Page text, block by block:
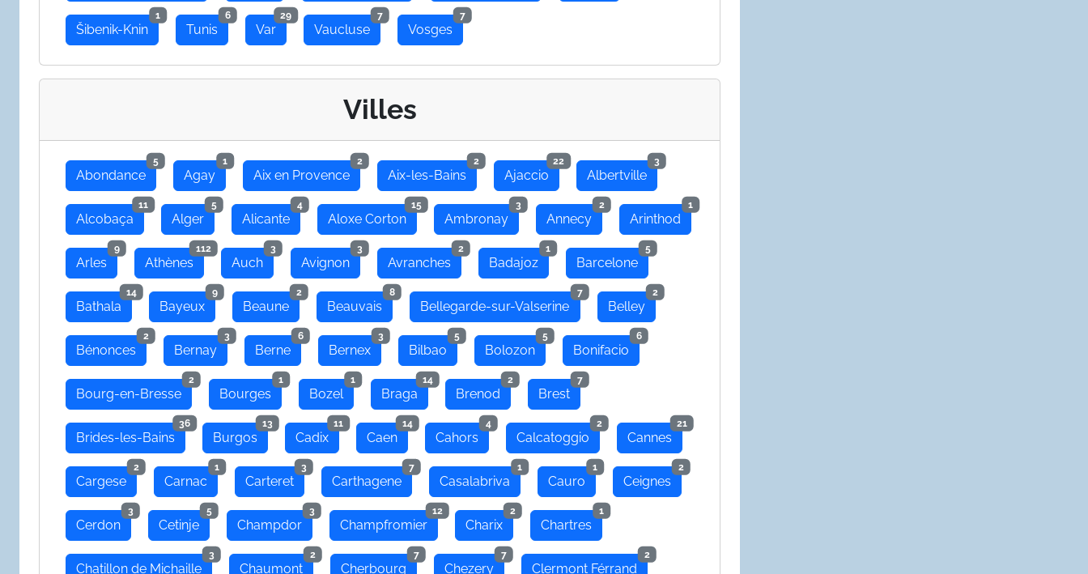
Šibenik-Knin
1
Tunis
6
Var
29
Vaucluse
7
Vosges
7
Villes
Abondance
5
Agay
1
Aix en Provence
2
Aix-les-Bains
2
Ajaccio
22
Albertville
3
Alcobaça
11
Alger
5
Alicante
4
Aloxe Corton
15
Ambronay
3
Annecy
2
Arinthod
1
Arles
9
Athènes
112
Auch
3
Avignon
3
Avranches
2
Badajoz
1
Barcelone
5
Bathala
14
Bayeux
9
Beaune
2
Beauvais
8
Bellegarde-sur-Valserine
7
Belley
2
Bénonces
2
Bernay
3
Berne
6
Bernex
3
Bilbao
5
Bolozon
5
Bonifacio
6
Bourg-en-Bresse
2
Bourges
1
Bozel
1
Braga
14
Brenod
2
Brest
7
Brides-les-Bains
36
Burgos
13
Cadix
11
Caen
14
Cahors
4
Calcatoggio
2
Cannes
21
Cargese
2
Carnac
1
Carteret
3
Carthagene
7
Casalabriva
1
Cauro
1
Ceignes
2
Cerdon
3
Cetinje
5
Champdor
3
Champfromier
12
Charix
2
Chartres
1
Chatillon de Michaille
3
Chaumont
2
Cherbourg
7
Chezery
7
Clermont Férrand
2